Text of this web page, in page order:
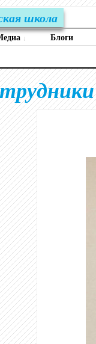
школа
↓ Блоги